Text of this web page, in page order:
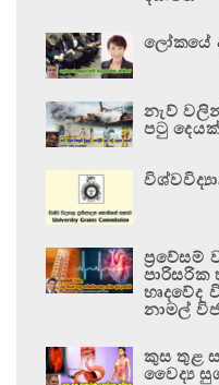
ලෝකයේ
නැව්
පටු
පාරිසරික
හෘදවේද
නාමල්
කුස තුළ
වෛද්‍ය